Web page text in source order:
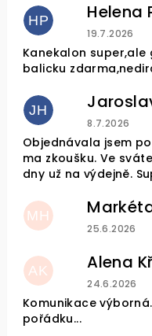
HP Helena
19.7.2026
Kanekalon super,ale
balicku
JH
8.7.2026
Objednávala jsem
ma zkoušku. Ve
dny už na výdejně.
MH
25.6.2026
AK Alena
24.6.2026
Komunikace
pořádku...